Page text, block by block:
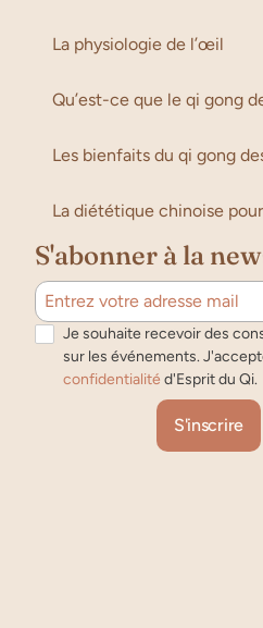
La physiologie de l’œil
Qu’est-ce que le qi gong
Les bienfaits du qi gong
La diététique chinoise
S'abonner à la
Je souhaite recevoir des
sur les événements.
confidentialité d'Esprit du Qi.